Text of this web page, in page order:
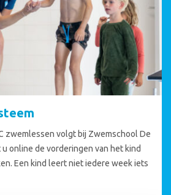
zwemlessen volgt bij Zwemschool De
online de vorderingen van het kind
Een kind leert niet iedere week iets